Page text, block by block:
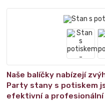
Naše balíčky nabízejí
Party stany s potiskem
efektivní a